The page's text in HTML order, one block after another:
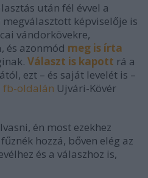
után fél évvel a
képviselője is
vándorkövekre,
és azonmód meg is írta
Választ is kapott rá a
ezt – és saját levelét is –
fb-oldalán Ujvári-Kövér
én most ezekhez
hozzá, bőven elég az
és a válaszhoz is,